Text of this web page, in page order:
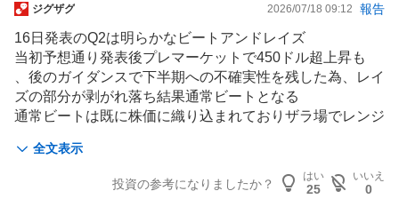
掲
示
板
記
事
ジグザグ 2026/07/18 09:12 報告
全文表示
16日発表のQ2は明らかなビートアンドレイズ
当初予想通り発表後プレマーケットで450ドル超上昇も
、後のガイダンスで下半期への不確実性を残した為、レイ
ズの部分が剥がれ落ち結果通常ビートとなる
通常ビートは既に株価に織り込まれておりザラ場でレンジ
上値は435ドルで大量のコールが積み上がっており、これ
が上値を抑える展開を予想
下値はプットが支える420ドル
投資の参考になりましたか？
はい
25
いいえ
0